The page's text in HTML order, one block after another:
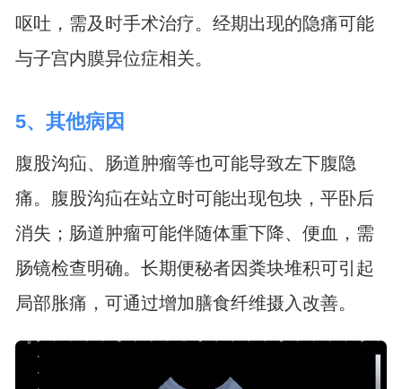
呕吐，需及时手术治疗。经期出现的隐痛可能
与子宫内膜异位症相关。
5、其他病因
腹股沟疝、肠道肿瘤等也可能导致左下腹隐
痛。腹股沟疝在站立时可能出现包块，平卧后
消失；肠道肿瘤可能伴随体重下降、便血，需
肠镜检查明确。长期便秘者因粪块堆积可引起
局部胀痛，可通过增加膳食纤维摄入改善。